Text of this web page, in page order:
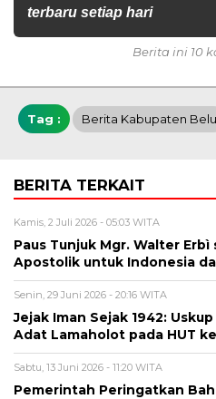
terbaru setiap hari
Berita ini 10
Tag : Berita Kabupaten Belu
BERITA TERKAIT
Kamis, 2 Juli 2026 - 05:03 WITA
Paus Tunjuk Mgr. Walter Erbì
Apostolik untuk Indonesia
Senin, 29 Juni 2026 - 20:16 WITA
Jejak Iman Sejak 1942:
Adat Lamaholot pada HUT
Sabtu, 13 Juni 2026 - 11:20 WITA
Pemerintah Peringatkan